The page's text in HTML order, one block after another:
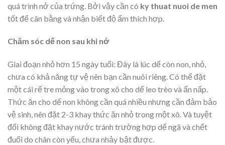
quá trình nở của trứng. Bởi vậy cần có ky thuat nuoi de men
tốt để cân bằng và nhận biết độ ẩm thích hợp.
Chăm sóc dế non sau khi nở
Giai đoạn nhỏ hơn 15 ngày tuổi: Đây là lúc dế còn non, nhỏ,
chưa có khả năng tự vệ nên bạn cần nuôi riêng. Có thể đặt
một cái rế tre mỏng vào trong xô cho dế leo trèo và ẩn nấp.
Thức ăn cho dế non không cần quá nhiều nhưng cần đảm bảo
vệ sinh, nên đặt 2-3 khay thức ăn nhỏ trong một xô. Và tuyệt
đối không đặt khay nước tránh trường hợp dế ngã và chết
đuối do chân còn yếu, chưa nhảy bật được.